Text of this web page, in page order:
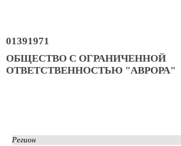
01391971
ОБЩЕСТВО С ОГРАНИЧЕННОЙ
ОТВЕТСТВЕННОСТЬЮ "АВРОРА"
Регион